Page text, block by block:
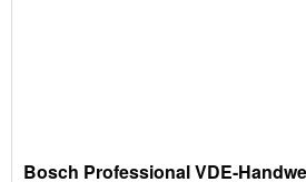
Bosch Professional VDE-